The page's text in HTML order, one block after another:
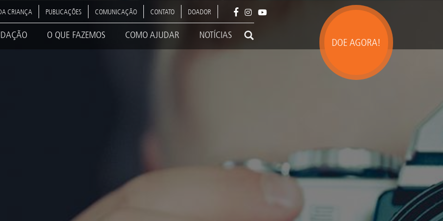
DOE AGORA!
CRIANÇA PUBLICAÇÕES COMUNICAÇÃO CONTATO DOADOR
O QUE FAZEMOS COMO AJUDAR NOTÍCIAS